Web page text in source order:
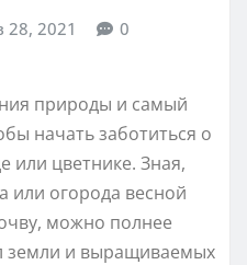
28, 2021 0
природы и самый
начать заботиться о
или цветнике. Зная,
или огорода весной
можно полнее
земли и выращиваемых